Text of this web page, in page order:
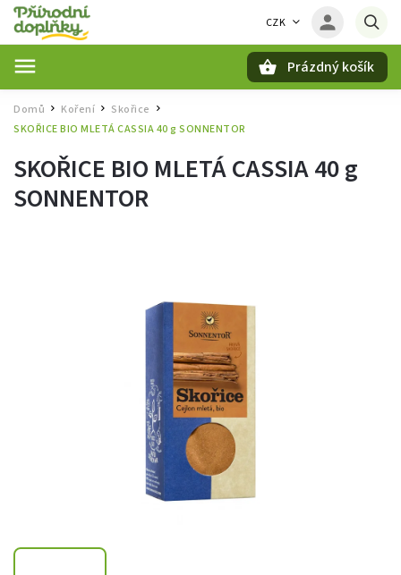
CZK
Prázdný košík
Domů / Koření / Skořice
SKOŘICE BIO MLETÁ CASSIA 40 g SONNENTOR
SKOŘICE BIO MLETÁ CASSIA 40 g
SONNENTOR